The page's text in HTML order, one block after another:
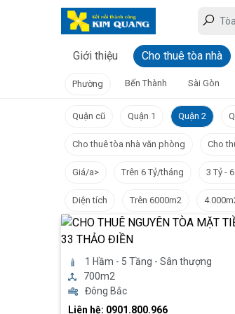
Giới thiệu Cho thuê tòa nhà
Phường Bến Thành Sài Gòn
Quận cũ Quận 1 Quận 2
Cho thuê tòa nhà văn phòng Cho
Giá/a> Trên 6 Tỷ/tháng 3 Tỷ -
Diện tích Trên 6000m2
1 Hầm - 5 Tầng - Sân thượng
700m2
Đông Bắc
Liên hệ: 0901.800.966